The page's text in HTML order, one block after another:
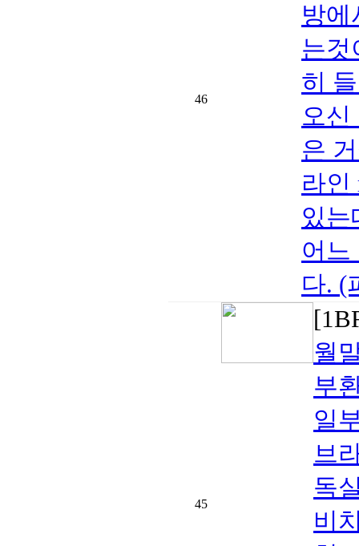
46
방에
는것
히
오신
은
라인
있는
어느
다. (
45
월
부
일
브
독
비